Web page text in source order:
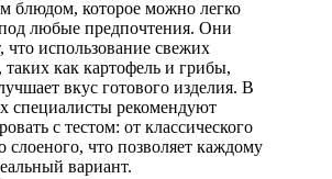
блюдом, которое можно легко
любые предпочтения. Они
что использование свежих
таких как картофель и грибы,
вкус готового изделия. В
специалисты рекомендуют
с тестом: от классического
слоеного, что позволяет каждому
вариант.